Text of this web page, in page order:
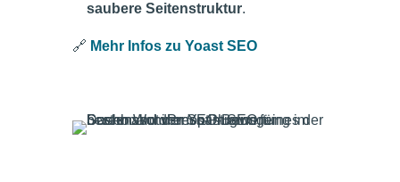
saubere Seitenstruktur.
🔗 Mehr Infos zu Yoast SEO